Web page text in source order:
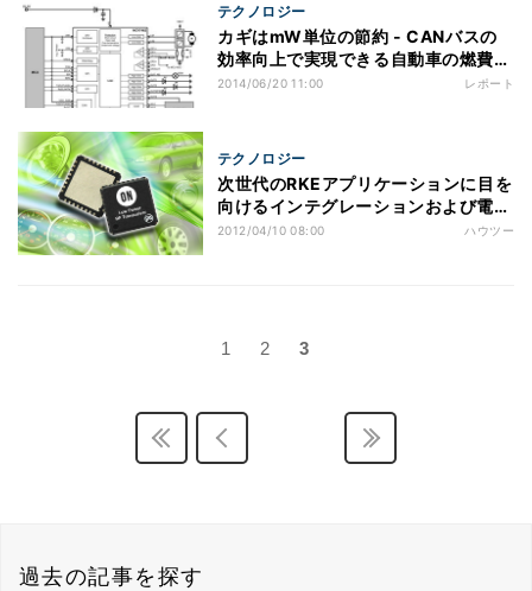
テクノロジー
カギはmW単位の節約 - CANバスの
効率向上で実現できる自動車の燃費向
上
2014/06/20 11:00 レポート
テクノロジー
次世代のRKEアプリケーションに目を
向けるインテグレーションおよび電源
管理
2012/04/10 08:00 ハウツー
1 2 3
過去の記事を探す